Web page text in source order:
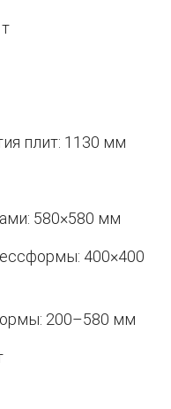
плит: 1130 мм
580×580 мм
400×400
200–580 мм